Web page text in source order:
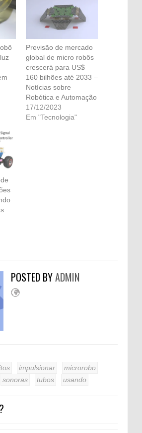
Previsão de mercado
global de micro robôs
crescerá para US$
160 bilhões até 2033 –
Notícias sobre
Robótica e Automação
17/12/2023
Em "Tecnologia"
POSTED BYADMIN
impulsionar
microrobo
sonoras tubos usando